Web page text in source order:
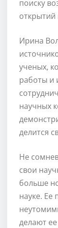
поиску
открытий
Ирина
ученых,
работы и
научных
делится
Не
свои
больше
науке. Ее
делают